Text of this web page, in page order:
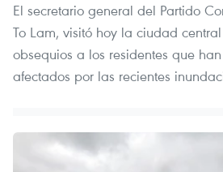
El secretario general del Partido
To Lam, visitó hoy la ciudad
obsequios a los residentes que
afectados por las recientes